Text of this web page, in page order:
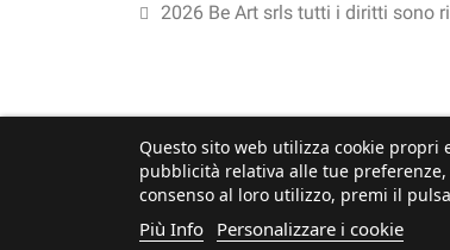
2026 Be Art srls tutti i diritti sono
Questo sito web utilizza cookie
pubblicità relativa alle tue
consenso al loro utilizzo, premi il
Più Info Personalizzare i cookie